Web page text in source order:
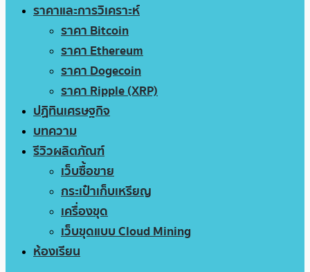
ราคาและการวิเคราะห์
ราคา Bitcoin
ราคา Ethereum
ราคา Dogecoin
ราคา Ripple (XRP)
ปฏิทินเศรษฐกิจ
บทความ
รีวิวผลิตภัณฑ์
เว็บซื้อขาย
กระเป๋าเก็บเหรียญ
เครื่องขุด
เว็บขุดแบบ Cloud Mining
ห้องเรียน